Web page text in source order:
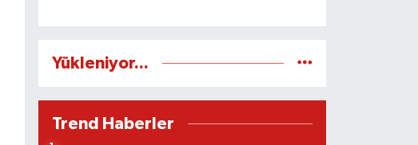
Yükleniyor...
Trend Haberler